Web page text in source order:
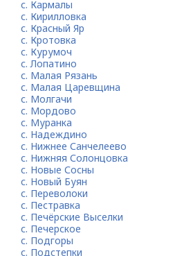
с. Кармалы
с. Кирилловка
с. Красный Яр
с. Кротовка
с. Курумоч
с. Лопатино
с. Малая Рязань
с. Малая Царевщина
с. Молгачи
с. Мордово
с. Муранка
с. Надеждино
с. Нижнее Санчелеево
с. Нижняя Солонцовка
с. Новые Сосны
с. Новый Буян
с. Переволоки
с. Пестравка
с. Печёрские Выселки
с. Печерское
с. Подгоры
с. Подстепки